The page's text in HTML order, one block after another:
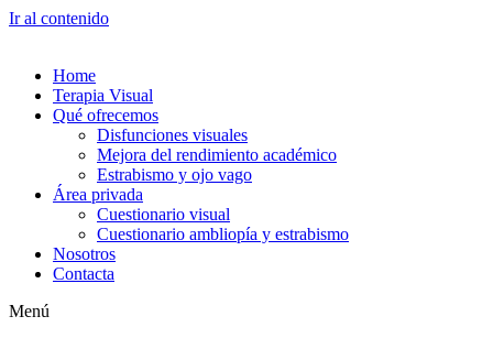
Ir al contenido
Home
Terapia Visual
Qué ofrecemos
Disfunciones visuales
Mejora del rendimiento académico
Estrabismo y ojo vago
Área privada
Cuestionario visual
Cuestionario ambliopía y estrabismo
Nosotros
Contacta
Menú